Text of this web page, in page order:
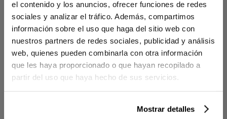
el contenido y los anuncios, ofrecer funciones de redes
sociales y analizar el tráfico. Además, compartimos
información sobre el uso que haga del sitio web con
nuestros partners de redes sociales, publicidad y análisis
web, quienes pueden combinarla con otra información
que les haya proporcionado o que hayan recopilado a
partir del uso que haya hecho de sus servicios.
Mostrar detalles
MÁS SOBRE
AMBIENTADORES MIKADO